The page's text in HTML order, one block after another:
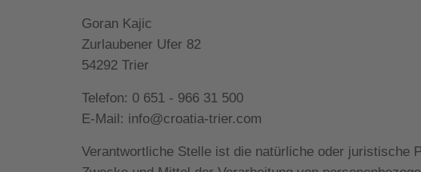
Goran Kajic
Zurlaubener Ufer 82
54292 Trier
Telefon: 0 651 - 966 31 500
E-Mail: info@croatia-trier.com
Verantwortliche Stelle ist die natürliche oder juristische